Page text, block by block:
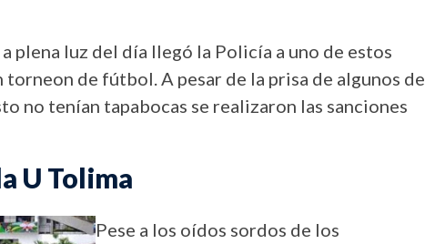
plena luz del día llegó la Policía a uno de estos
de fútbol. A pesar de la prisa de algunos de
no tenían tapabocas se realizaron las sanciones
U Tolima
Pese a los oídos sordos de los